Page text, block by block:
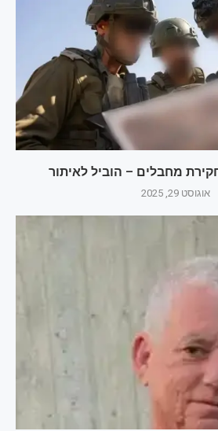
מחבלים – הוביל לאיתור
אוגוסט 29, 2025